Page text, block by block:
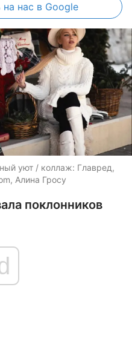
на нас в Google
уют / коллаж: Главред,
Алина Гросу
поклонников